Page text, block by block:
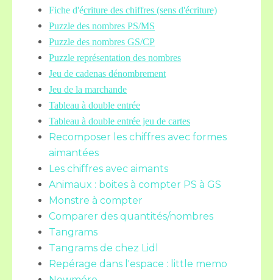
Fiche d'écriture des chiffres (sens d'écriture)
Puzzle des nombres PS/MS
Puzzle des nombres GS/CP
Puzzle représentation des nombres
Jeu de cadenas dénombrement
Jeu de la marchande
Tableau à double entrée
Tableau à double entrée jeu de cartes
Recomposer les chiffres avec formes
aimantées
Les chiffres avec aimants
Animaux : boites à compter PS à GS
Monstre à compter
Comparer des quantités/nombres
Tangrams
Tangrams de chez Lidl
Repérage dans l'espace : little memo